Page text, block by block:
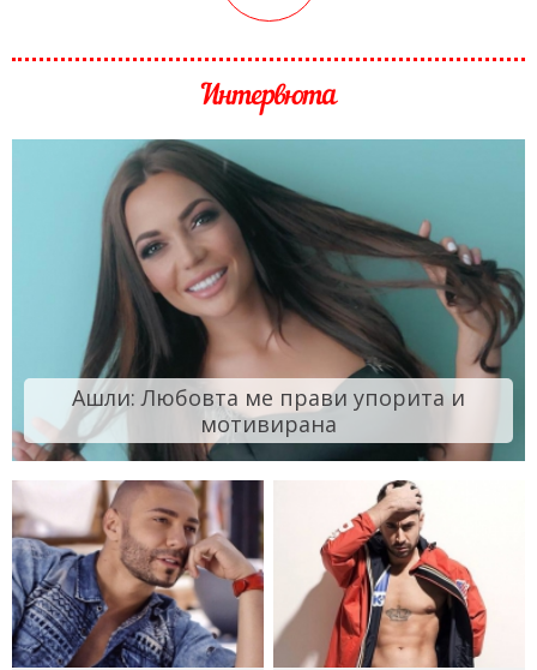
Интервюта
Ашли: Любовта ме прави упорита и
мотивирана